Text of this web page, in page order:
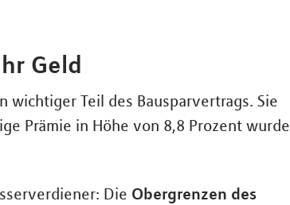
Geld
wichtiger Teil des Bausparvertrags. Sie
Prämie in Höhe von 8,8 Prozent wurde
Die Obergrenzen des